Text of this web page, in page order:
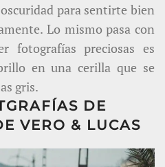
para sentirte bien
Lo mismo pasa con
fotografías preciosas es
en una cerilla que se
gris.
DE
VERO & LUCAS